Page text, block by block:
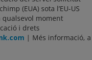
(EUA) sota l’EU-US
qualsevol moment
i drets
| Més informació, a